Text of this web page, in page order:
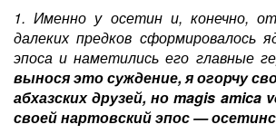
1. Именно у осетин и, конечно,
далеких предков сформировалось
эпоса и наметились его главные
вынося это суждение, я огорчу
абхазских друзей, но magis amica
своей нартовский эпос —